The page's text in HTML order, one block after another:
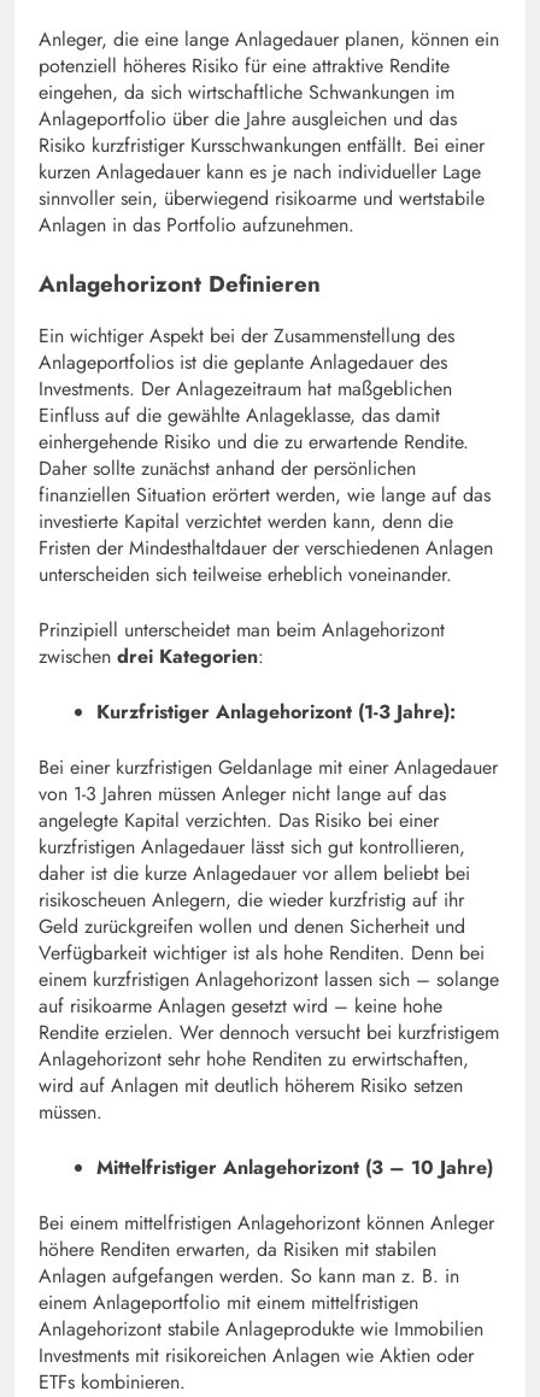
Anleger, die eine lange Anlagedauer planen, können ein
potenziell höheres Risiko für eine attraktive Rendite
eingehen, da sich wirtschaftliche Schwankungen im
Anlageportfolio über die Jahre ausgleichen und das
Risiko kurzfristiger Kursschwankungen entfällt. Bei einer
kurzen Anlagedauer kann es je nach individueller Lage
sinnvoller sein, überwiegend risikoarme und wertstabile
Anlagen in das Portfolio aufzunehmen.
Anlagehorizont Definieren
Ein wichtiger Aspekt bei der Zusammenstellung des
Anlageportfolios ist die geplante Anlagedauer des
Investments. Der Anlagezeitraum hat maßgeblichen
Einfluss auf die gewählte Anlageklasse, das damit
einhergehende Risiko und die zu erwartende Rendite.
Daher sollte zunächst anhand der persönlichen
finanziellen Situation erörtert werden, wie lange auf das
investierte Kapital verzichtet werden kann, denn die
Fristen der Mindesthaltdauer der verschiedenen Anlagen
unterscheiden sich teilweise erheblich voneinander.
Prinzipiell unterscheidet man beim Anlagehorizont
zwischen drei Kategorien:
Kurzfristiger Anlagehorizont (1-3 Jahre):
Bei einer kurzfristigen Geldanlage mit einer Anlagedauer
von 1-3 Jahren müssen Anleger nicht lange auf das
angelegte Kapital verzichten. Das Risiko bei einer
kurzfristigen Anlagedauer lässt sich gut kontrollieren,
daher ist die kurze Anlagedauer vor allem beliebt bei
risikoscheuen Anlegern, die wieder kurzfristig auf ihr
Geld zurückgreifen wollen und denen Sicherheit und
Verfügbarkeit wichtiger ist als hohe Renditen. Denn bei
einem kurzfristigen Anlagehorizont lassen sich – solange
auf risikoarme Anlagen gesetzt wird – keine hohe
Rendite erzielen. Wer dennoch versucht bei kurzfristigem
Anlagehorizont sehr hohe Renditen zu erwirtschaften,
wird auf Anlagen mit deutlich höherem Risiko setzen
müssen.
Mittelfristiger Anlagehorizont (3 – 10 Jahre)
Bei einem mittelfristigen Anlagehorizont können Anleger
höhere Renditen erwarten, da Risiken mit stabilen
Anlagen aufgefangen werden. So kann man z. B. in
einem Anlageportfolio mit einem mittelfristigen
Anlagehorizont stabile Anlageprodukte wie Immobilien
Investments mit risikoreichen Anlagen wie Aktien oder
ETFs kombinieren.